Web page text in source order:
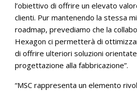
l’obiettivo di offrire un elevato
clienti. Pur mantenendo la stessa
roadmap, prevediamo che la
Hexagon ci permetterà di
di offrire ulteriori soluzioni
progettazione alla fabbricazione”.
“MSC rappresenta un elemento